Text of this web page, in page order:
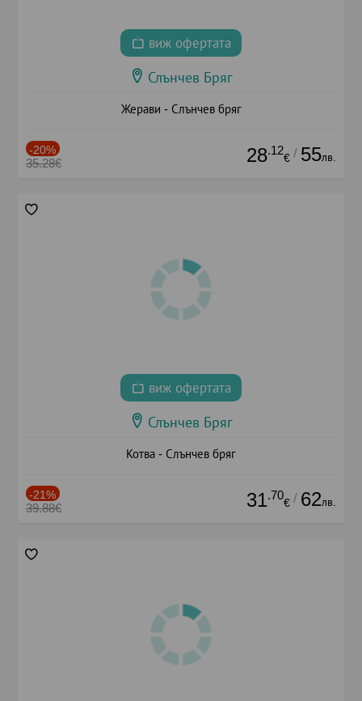
виж офертата
Слънчев Бряг
Жерави - Слънчев бряг
-20%
35.28€ 28.12
€ / 55лв.
виж офертата
Слънчев Бряг
Котва - Слънчев бряг
-21%
39.88€ 31.70
€ / 62лв.